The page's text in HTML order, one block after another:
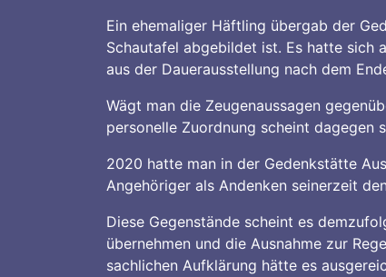
Ein ehemaliger Häftling übergab der
Schautafel abgebildet ist. Es hatte sich
aus der Dauerausstellung nach dem
Wägt man die Zeugenaussagen
personelle Zuordnung scheint dagegen
2020 hatte man in der Gedenkstätte
Angehöriger als Andenken seinerzeit
Diese Gegenstände scheint es
übernehmen und die Ausnahme zur
sachlichen Aufklärung hätte es